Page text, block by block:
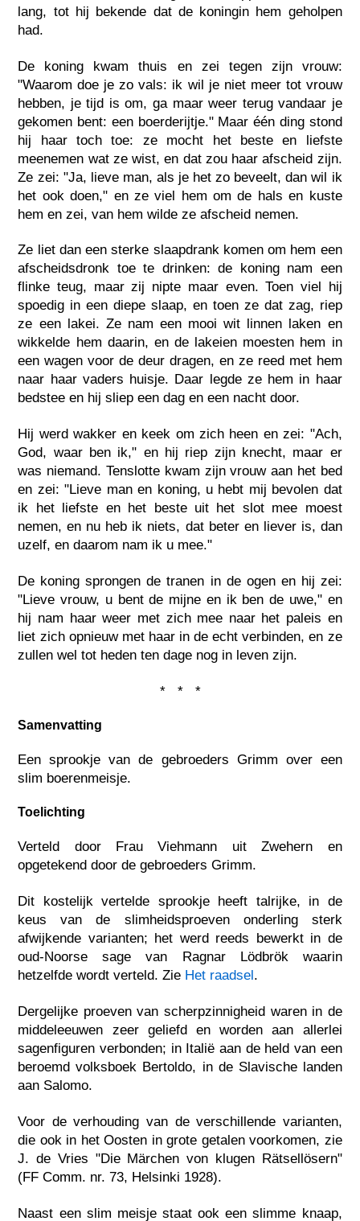
lang, tot hij bekende dat de koningin hem geholpen
had.
De koning kwam thuis en zei tegen zijn vrouw:
"Waarom doe je zo vals: ik wil je niet meer tot vrouw
hebben, je tijd is om, ga maar weer terug vandaar je
gekomen bent: een boerderijtje." Maar één ding stond
hij haar toch toe: ze mocht het beste en liefste
meenemen wat ze wist, en dat zou haar afscheid zijn.
Ze zei: "Ja, lieve man, als je het zo beveelt, dan wil ik
het ook doen," en ze viel hem om de hals en kuste
hem en zei, van hem wilde ze afscheid nemen.
Ze liet dan een sterke slaapdrank komen om hem een
afscheidsdronk toe te drinken: de koning nam een
flinke teug, maar zij nipte maar even. Toen viel hij
spoedig in een diepe slaap, en toen ze dat zag, riep
ze een lakei. Ze nam een mooi wit linnen laken en
wikkelde hem daarin, en de lakeien moesten hem in
een wagen voor de deur dragen, en ze reed met hem
naar haar vaders huisje. Daar legde ze hem in haar
bedstee en hij sliep een dag en een nacht door.
Hij werd wakker en keek om zich heen en zei: "Ach,
God, waar ben ik," en hij riep zijn knecht, maar er
was niemand. Tenslotte kwam zijn vrouw aan het bed
en zei: "Lieve man en koning, u hebt mij bevolen dat
ik het liefste en het beste uit het slot mee moest
nemen, en nu heb ik niets, dat beter en liever is, dan
uzelf, en daarom nam ik u mee."
De koning sprongen de tranen in de ogen en hij zei:
"Lieve vrouw, u bent de mijne en ik ben de uwe," en
hij nam haar weer met zich mee naar het paleis en
liet zich opnieuw met haar in de echt verbinden, en ze
zullen wel tot heden ten dage nog in leven zijn.
* * *
Samenvatting
Een sprookje van de gebroeders Grimm over een
slim boerenmeisje.
Toelichting
Verteld door Frau Viehmann uit Zwehern en
opgetekend door de gebroeders Grimm.
Dit kostelijk vertelde sprookje heeft talrijke, in de
keus van de slimheidsproeven onderling sterk
afwijkende varianten; het werd reeds bewerkt in de
oud-Noorse sage van Ragnar Lödbrök waarin
hetzelfde wordt verteld. Zie Het raadsel .
Dergelijke proeven van scherpzinnigheid waren in de
middeleeuwen zeer geliefd en worden aan allerlei
sagenfiguren verbonden; in Italië aan de held van een
beroemd volksboek Bertoldo, in de Slavische landen
aan Salomo.
Voor de verhouding van de verschillende varianten,
die ook in het Oosten in grote getalen voorkomen, zie
J. de Vries "Die Märchen von klugen Rätsellösern"
(FF Comm. nr. 73, Helsinki 1928).
Naast een slim meisje staat ook een slimme knaap,